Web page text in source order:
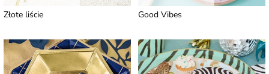
Złote liście Good Vibes